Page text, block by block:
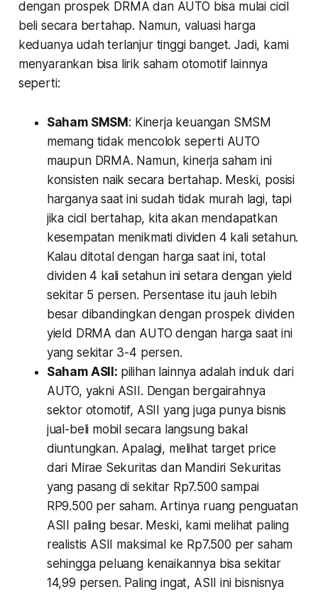
dengan prospek DRMA dan AUTO bisa mulai cicil
beli secara bertahap. Namun, valuasi harga
keduanya udah terlanjur tinggi banget. Jadi, kami
menyarankan bisa lirik saham otomotif lainnya
seperti:
Saham SMSM: Kinerja keuangan SMSM
memang tidak mencolok seperti AUTO
maupun DRMA. Namun, kinerja saham ini
konsisten naik secara bertahap. Meski, posisi
harganya saat ini sudah tidak murah lagi, tapi
jika cicil bertahap, kita akan mendapatkan
kesempatan menikmati dividen 4 kali setahun.
Kalau ditotal dengan harga saat ini, total
dividen 4 kali setahun ini setara dengan yield
sekitar 5 persen. Persentase itu jauh lebih
besar dibandingkan dengan prospek dividen
yield DRMA dan AUTO dengan harga saat ini
yang sekitar 3-4 persen.
Saham ASII: pilihan lainnya adalah induk dari
AUTO, yakni ASII. Dengan bergairahnya
sektor otomotif, ASII yang juga punya bisnis
jual-beli mobil secara langsung bakal
diuntungkan. Apalagi, melihat target price
dari Mirae Sekuritas dan Mandiri Sekuritas
yang pasang di sekitar Rp7.500 sampai
RP9.500 per saham. Artinya ruang penguatan
ASII paling besar. Meski, kami melihat paling
realistis ASII maksimal ke Rp7.500 per saham
sehingga peluang kenaikannya bisa sekitar
14,99 persen. Paling ingat, ASII ini bisnisnya